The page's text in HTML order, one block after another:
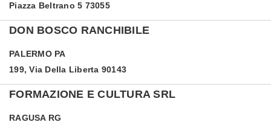
Piazza Beltrano 5 73055
DON BOSCO RANCHIBILE
PALERMO PA
199, Via Della Liberta 90143
FORMAZIONE E CULTURA SRL
RAGUSA RG